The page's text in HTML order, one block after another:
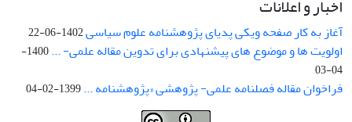
اخبار و اعلانات
آغاز به کار صفحه ویکی پدیای پژوهشنامه علوم سیاسی1402-06-22
اولویت ها و موضوع های پیشنهادی برای تدوین مقاله علمی- ...
1400-
04-03
فراخوان مقاله فصلنامه علمی- پژوهشی «پژوهشنامه ...1399-02-04